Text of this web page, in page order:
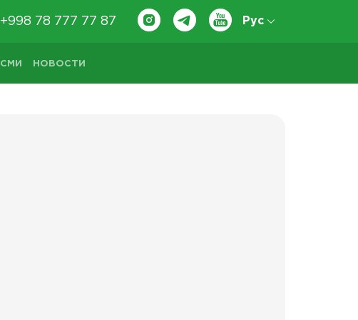
+998 78 777 77 87 Рус
СМИ НОВОСТИ